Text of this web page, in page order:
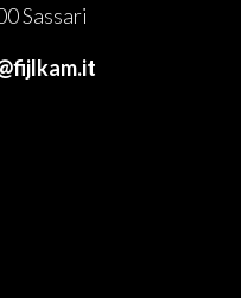
Sassari